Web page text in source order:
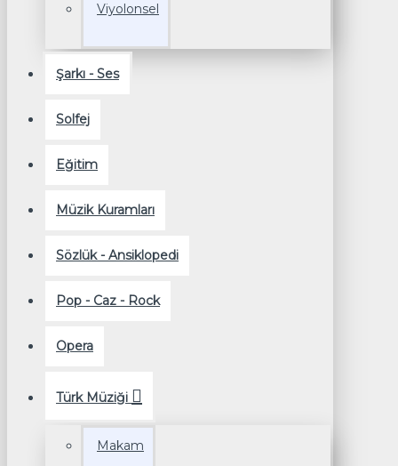
Viyolonsel
Şarkı - Ses
Solfej
Eğitim
Müzik Kuramları
Sözlük - Ansiklopedi
Pop - Caz - Rock
Opera
Türk Müziği
Makam